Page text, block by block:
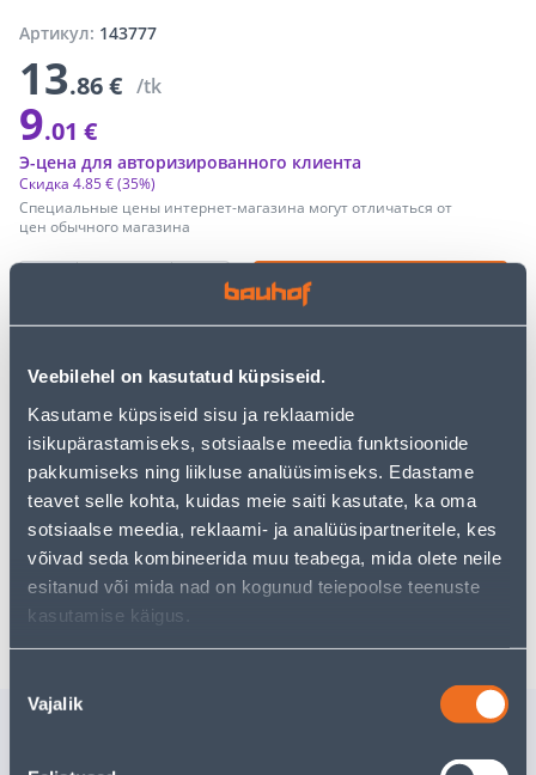
Veebilehel on kasutatud küpsiseid.
Kasutame küpsiseid sisu ja reklaamide
isikupärastamiseks, sotsiaalse meedia funktsioonide
pakkumiseks ning liikluse analüüsimiseks. Edastame
teavet selle kohta, kuidas meie saiti kasutate, ka oma
sotsiaalse meedia, reklaami- ja analüüsipartneritele, kes
võivad seda kombineerida muu teabega, mida olete neile
esitanud või mida nad on kogunud teiepoolse teenuste
kasutamise käigus.
valik
Vajalik
Артикул: 143777
13.86 € /tk
9.01 €
Специальные цены интернет-магазина могут отличаться от
цен обычного магазина
Скидка 4.85 €(35%)
Э-цена для авторизированного клиента
ДОБАВИТЬ В КОРЗИНУ
Посмотреть наличие
Предполагаемая доставка 3,69 € от 2-5 tööpäeva
Посылочный автомат от 2,29 € с 2-5 tööpäeva
Забрать в магазине, с 11.08.2026
Похожие продукты